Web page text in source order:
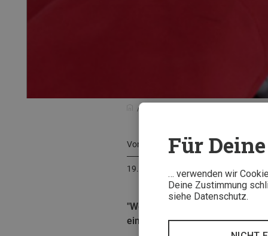
Für
… verwenden wir
Deine Zustimmung
siehe Datenschutz.
Von Philipp Koller
19. Februar 2015
"Weniger Rahmen, mehr Sicht"
einlösen kann, erfährst Du im